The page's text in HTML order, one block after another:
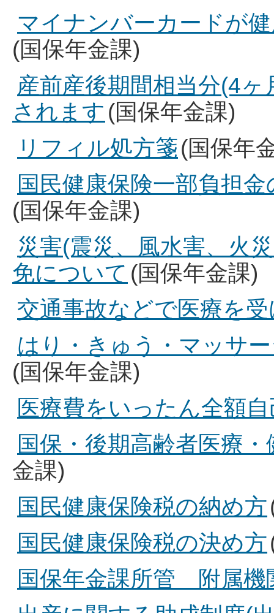
マイナンバーカードが
(国保年金課)
産前産後期間相当分(4
されます (国保年金課)
リフィル処方箋(国保年
国民健康保険一部負担
(国保年金課)
災害(震災、風水害、火
免について (国保年金課)
交通事故などで医療を
はり・きゅう・マッサ
(国保年金課)
医療費をいったん全額
国保・後期高齢者医療
金課)
国民健康保険税の納め方
国民健康保険税の決め方
国保年金課所管 附属機